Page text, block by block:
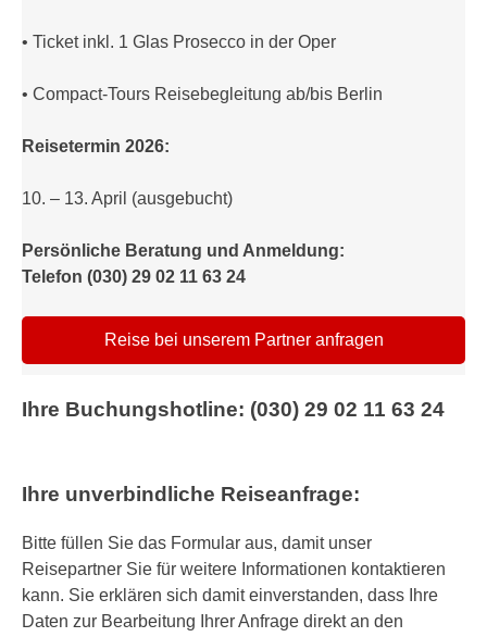
• Ticket inkl. 1 Glas Prosecco in der Oper
• Compact-Tours Reisebegleitung ab/bis Berlin
Reisetermin 2026:
10. – 13. April (ausgebucht)
Persönliche Beratung und Anmeldung:
Telefon (030) 29 02 11 63 24
Reise bei unserem Partner anfragen
Ihre Buchungshotline: (030) 29 02 11 63 24
Ihre unverbindliche Reiseanfrage:
Bitte füllen Sie das Formular aus, damit unser
Reisepartner Sie für weitere Informationen kontaktieren
kann. Sie erklären sich damit einverstanden, dass Ihre
Daten zur Bearbeitung Ihrer Anfrage direkt an den